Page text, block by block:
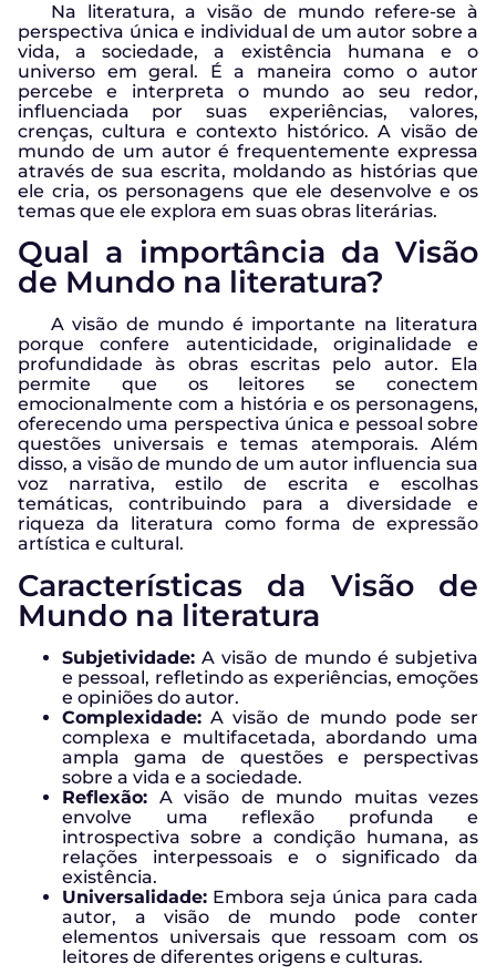
Na literatura, a visão de mundo refere-se à
perspectiva única e individual de um autor sobre a
vida, a sociedade, a existência humana e o
universo em geral. É a maneira como o autor
percebe e interpreta o mundo ao seu redor,
influenciada por suas experiências, valores,
crenças, cultura e contexto histórico. A visão de
mundo de um autor é frequentemente expressa
através de sua escrita, moldando as histórias que
ele cria, os personagens que ele desenvolve e os
temas que ele explora em suas obras literárias.
Qual a importância da Visão
de Mundo na literatura?
A visão de mundo é importante na literatura
porque confere autenticidade, originalidade e
profundidade às obras escritas pelo autor. Ela
permite que os leitores se conectem
emocionalmente com a história e os personagens,
oferecendo uma perspectiva única e pessoal sobre
questões universais e temas atemporais. Além
disso, a visão de mundo de um autor influencia sua
voz narrativa, estilo de escrita e escolhas
temáticas, contribuindo para a diversidade e
riqueza da literatura como forma de expressão
artística e cultural.
Características da Visão de
Mundo na literatura
Subjetividade: A visão de mundo é subjetiva
e pessoal, refletindo as experiências, emoções
e opiniões do autor.
Complexidade: A visão de mundo pode ser
complexa e multifacetada, abordando uma
ampla gama de questões e perspectivas
sobre a vida e a sociedade.
Reflexão: A visão de mundo muitas vezes
envolve uma reflexão profunda e
introspectiva sobre a condição humana, as
relações interpessoais e o significado da
existência.
Universalidade: Embora seja única para cada
autor, a visão de mundo pode conter
elementos universais que ressoam com os
leitores de diferentes origens e culturas.